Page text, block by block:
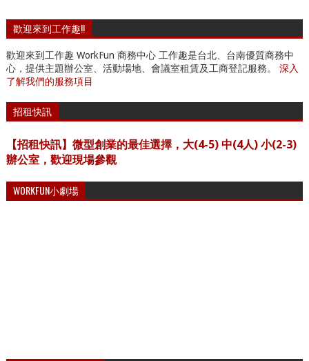
歡迎來到工作趣!!
歡迎來到工作趣 WorkFun 商務中心 工作趣是台北、台南優質商務中
心，提供主題辦公室、活動場地、會議室租賃及工商登記服務。 深入
了解我們的服務項目
招租快訊
【招租快訊】微型創業的最佳選擇，大(4-5) 中(4人) 小(2-3)
辦公室，歡迎現場參觀
WORKFUN小劇場